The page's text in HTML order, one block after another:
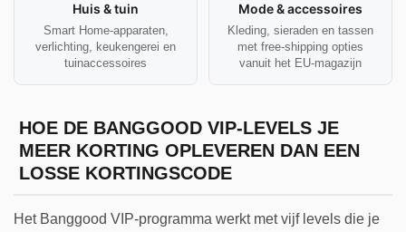
Huis & tuin
Smart Home-apparaten,
verlichting, keukengerei en
tuinaccessoires
Mode & accessoires
Kleding, sieraden en tassen
met free-shipping opties
vanuit het EU-magazijn
HOE DE BANGGOOD VIP-LEVELS JE
MEER KORTING OPLEVEREN DAN EEN
LOSSE KORTINGSCODE
Het Banggood VIP-programma werkt met vijf levels die je